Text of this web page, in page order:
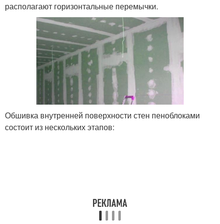
располагают горизонтальные перемычки.
Обшивка внутренней поверхности стен пеноблоками
состоит из нескольких этапов: